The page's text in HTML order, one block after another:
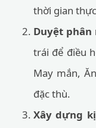
thời gian
Duyệt phân
trái để điều
May mắn,
đặc thù.
Xây dựng